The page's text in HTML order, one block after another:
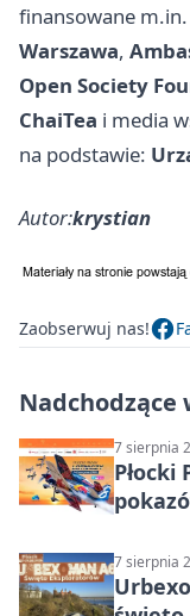
finansowane
Warszawa,
Open Society
ChaiTea i media
na podstawie:
Autor:krystian
Zaobserwuj nas!
Nadchodzące
7 sierpnia
Płocki
7 sierpnia